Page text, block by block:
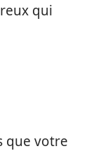
qui
que votre